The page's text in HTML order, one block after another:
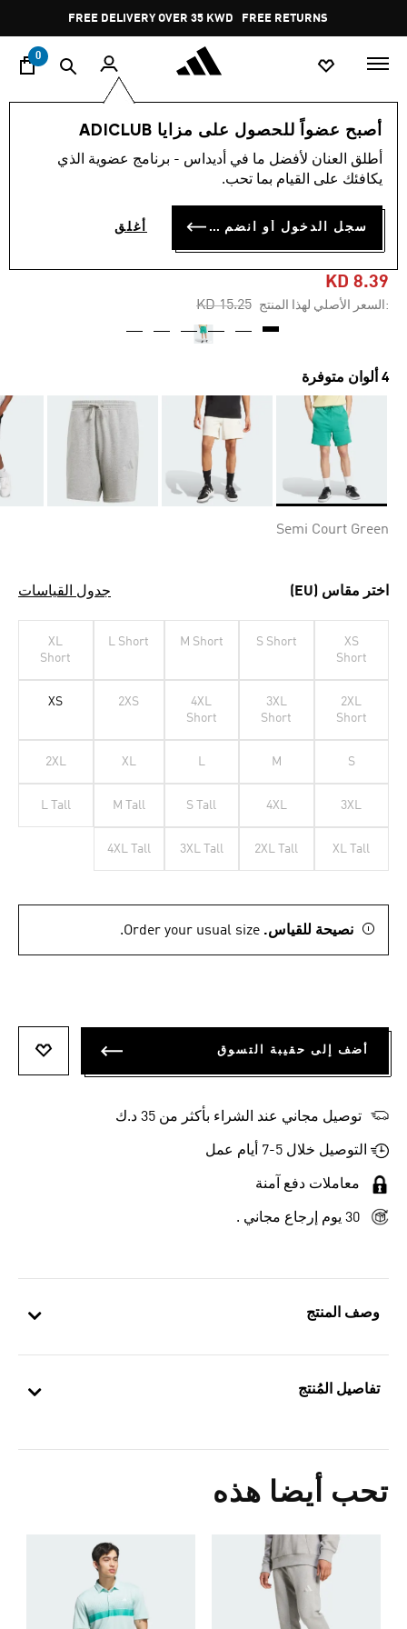
Pause
promotion
rotation
FREE DELIVERY OVER 35 KWD FREE RETURNS
0
أصبح عضواً للحصول على مزايا ADICLUB
أطلق العنان لأفضل ما في أديداس - برنامج عضوية الذي
يكافئك على القيام بما تحب.
سجل الدخول أو انضم الآن أغلق
وصف المنتج
تفاصيل المُنتج
تحب أيضا هذه
Price Reduced From
الرجال ملابس
-40%
شورت ALL SZN FRENCH
TERRY
KD 8.39
:السعر الأصلي لهذا المنتج Price reduced from
KD 15.25
to
4 ألوان متوفرة
Semi Court Green
اختر مقاس (EU) جدول القياسات
XS
Short
S Short
M Short
L Short
XL
Short
2XL
Short
3XL
Short
4XL
Short
2XS
XS
S
M
L
XL
2XL
3XL
4XL
S Tall
M Tall
L Tall
XL Tall
2XL Tall
3XL Tall
4XL Tall
نصيحة للقياس. Order your usual size.
أضف إلى حقيبة التسوق
توصيل مجاني عند الشراء بأكثر من 35 د.ك
التوصيل خلال 5-7 أيام عمل
معاملات دفع آمنة